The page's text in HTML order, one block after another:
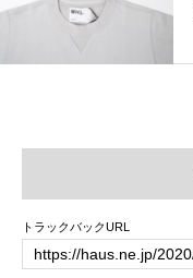
トラックバックURL